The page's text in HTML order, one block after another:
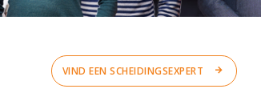
VIND EEN SCHEIDINGSEXPERT